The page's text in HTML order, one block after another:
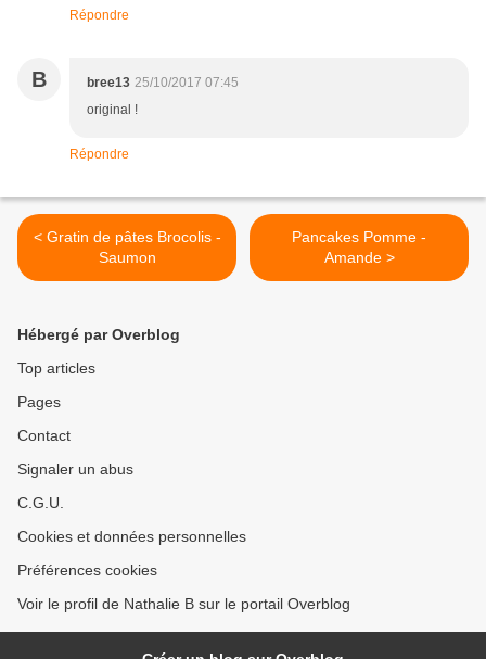
Répondre
B bree13 25/10/2017 07:45
original !
Répondre
< Gratin de pâtes Brocolis -
Saumon
Pancakes Pomme -
Amande >
Hébergé par Overblog
Top articles
Pages
Contact
Signaler un abus
C.G.U.
Cookies et données personnelles
Préférences cookies
Voir le profil de Nathalie B sur le portail Overblog